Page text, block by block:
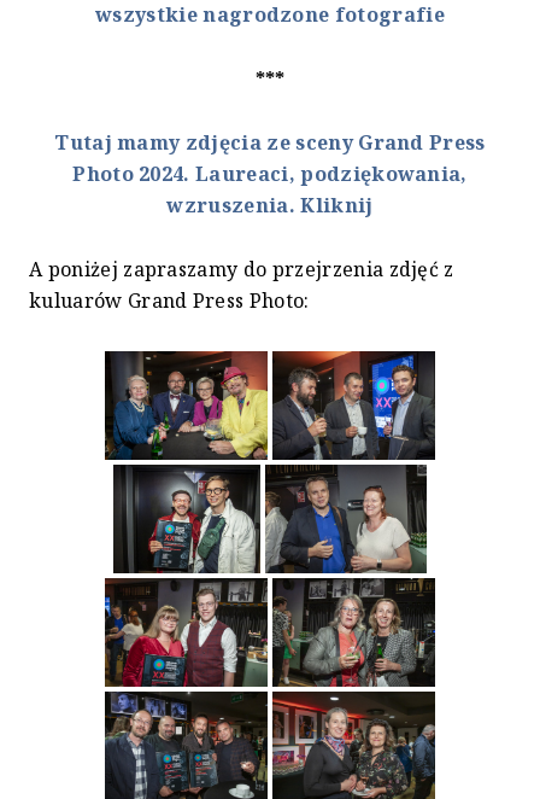
wszystkie nagrodzone fotografie
***
Tutaj mamy zdjęcia ze sceny Grand Press
Photo 2024. Laureaci, podziękowania,
wzruszenia. Kliknij
A poniżej zapraszamy do przejrzenia zdjęć z
kuluarów Grand Press Photo: